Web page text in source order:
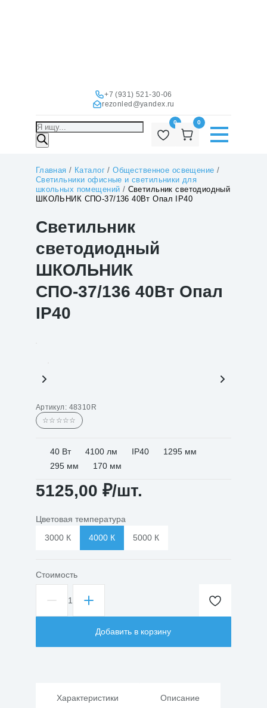
+7 (931) 521-30-06
rezonled@yandex.ru
Поиск
товаров
0 0
Главная / Каталог/Общественное освещение /
Светильники офисные и светильники для
школьных помещений / Светильник светодиодный
ШКОЛЬНИК СПО-37/136 40Вт Опал IP40
Светильник
светодиодный
ШКОЛЬНИК
СПО-37/136 40Вт Опал
IP40
Артикул: 48310R
☆☆☆☆☆
40 Вт 4100 лм IP40
1295 мм
295 мм
170 мм
5125,00 ₽/шт.
Цветовая температура
3000 К
4000 К 5000 К
Стоимость
Количество
товара
светодиодный
ШКОЛЬНИК
1
Добавить в корзину
Характеристики Описание